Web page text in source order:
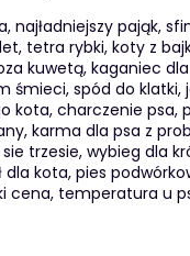
najładniejszy pająk,
tetra rybki, koty z
kuwetą, kaganiec
śmieci, spód do klatki,
kota, charczenie psa,
karma dla psa z
trzesie, wybieg dla
dla kota, pies
cena, temperatura u